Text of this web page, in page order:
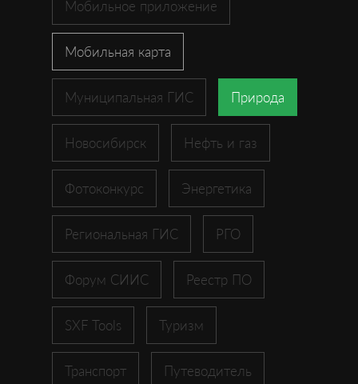
Мобильное приложение
Мобильная карта
Муниципальная ГИС Природа
Новосибирск Нефть и газ
Фотоконкурс Энергетика
Региональная ГИС РГО
Форум СИИС Реестр ПО
SXF Tools Туризм
Транспорт Путеводитель